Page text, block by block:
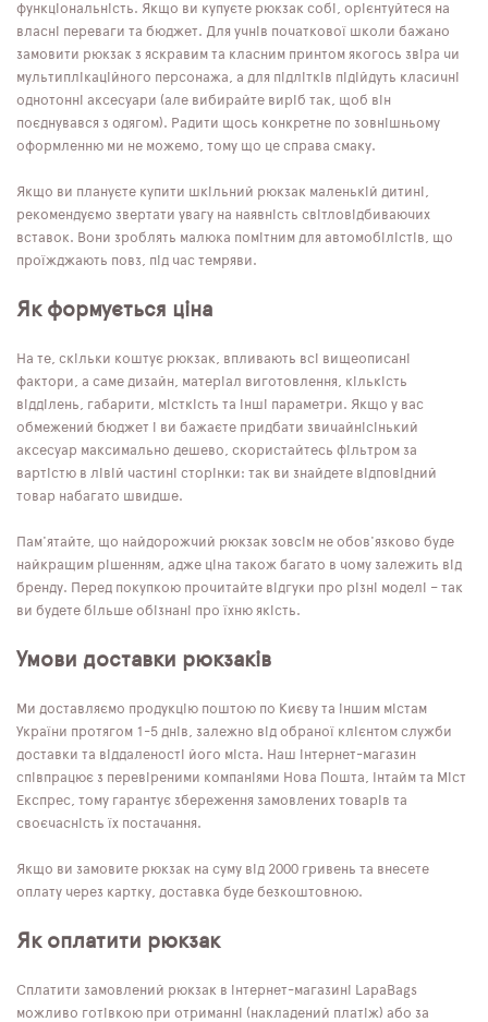
функціональність. Якщо ви купуєте рюкзак собі, орієнтуйтеся на
власні переваги та бюджет. Для учнів початкової школи бажано
замовити рюкзак з яскравим та класним принтом якогось звіра чи
мультиплікаційного персонажа, а для підлітків підійдуть класичні
однотонні аксесуари (але вибирайте виріб так, щоб він
поєднувався з одягом). Радити щось конкретне по зовнішньому
оформленню ми не можемо, тому що це справа смаку.
Якщо ви плануєте купити шкільний рюкзак маленькій дитині,
рекомендуємо звертати увагу на наявність світловідбиваючих
вставок. Вони зроблять малюка помітним для автомобілістів, що
проїжджають повз, під час темряви.
Як формується ціна
На те, скільки коштує рюкзак, впливають всі вищеописані
фактори, а саме дизайн, матеріал виготовлення, кількість
відділень, габарити, місткість та інші параметри. Якщо у вас
обмежений бюджет і ви бажаєте придбати звичайнісінький
аксесуар максимально дешево, скористайтесь фільтром за
вартістю в лівій частині сторінки: так ви знайдете відповідний
товар набагато швидше.
Пам'ятайте, що найдорожчий рюкзак зовсім не обов'язково буде
найкращим рішенням, адже ціна також багато в чому залежить від
бренду. Перед покупкою прочитайте відгуки про різні моделі – так
ви будете більше обізнані про їхню якість.
Умови доставки рюкзаків
Ми доставляємо продукцію поштою по Києву та іншим містам
України протягом 1-5 днів, залежно від обраної клієнтом служби
доставки та віддаленості його міста. Наш інтернет-магазин
співпрацює з перевіреними компаніями Нова Пошта, Інтайм та Міст
Експрес, тому гарантує збереження замовлених товарів та
своєчасність їх постачання.
Якщо ви замовите рюкзак на суму від 2000 гривень та внесете
оплату через картку, доставка буде безкоштовною.
Як оплатити рюкзак
Сплатити замовлений рюкзак в інтернет-магазині LapaBags
можливо готівкою при отриманні (накладений платіж) або за